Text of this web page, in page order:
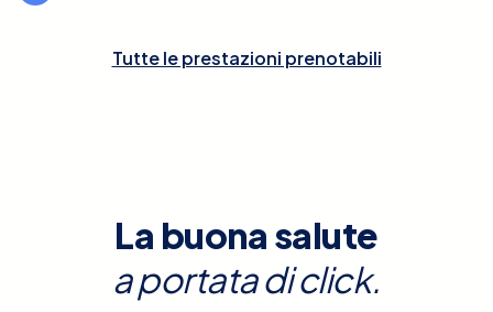
Tutte le prestazioni prenotabili
La buona salute
a portata di click.